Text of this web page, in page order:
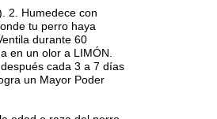
2. Humedece con
tu perro haya
durante 60
en un olor a LIMÓN.
cada 3 a 7 días
un Mayor Poder